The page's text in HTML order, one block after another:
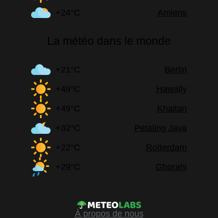
+24°C
Amiens
La météo dans le monde
+21°C
Berlin
+49°C
Hawally
+49°C
Khaitan
+32°C
Petaling Jaya
+22°C
Rotterdam
+29°C
Ghorahi
À propos de nous